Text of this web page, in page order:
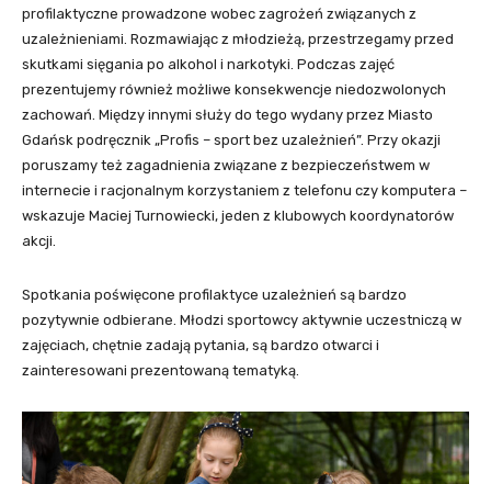
profilaktyczne prowadzone wobec zagrożeń związanych z
uzależnieniami. Rozmawiając z młodzieżą, przestrzegamy przed
skutkami sięgania po alkohol i narkotyki. Podczas zajęć
prezentujemy również możliwe konsekwencje niedozwolonych
zachowań. Między innymi służy do tego wydany przez Miasto
Gdańsk podręcznik „Profis – sport bez uzależnień”. Przy okazji
poruszamy też zagadnienia związane z bezpieczeństwem w
internecie i racjonalnym korzystaniem z telefonu czy komputera –
wskazuje Maciej Turnowiecki, jeden z klubowych koordynatorów
akcji.
Spotkania poświęcone profilaktyce uzależnień są bardzo
pozytywnie odbierane. Młodzi sportowcy aktywnie uczestniczą w
zajęciach, chętnie zadają pytania, są bardzo otwarci i
zainteresowani prezentowaną tematyką.